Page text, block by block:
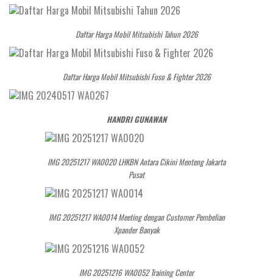
Daftar Harga Mobil Mitsubishi Tahun 2026
Daftar Harga Mobil Mitsubishi Fuso & Fighter 2026
HANDRI GUNAWAN
IMG 20251217 WA0020 LHKBN Antara Cikini Menteng Jakarta
Pusat
IMG 20251217 WA0014 Meeting dengan Customer Pembelian
Xpander Banyak
IMG 20251216 WA0052 Training Center